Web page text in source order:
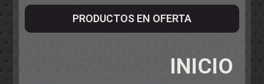
PRODUCTOS EN OFERTA
INICIO